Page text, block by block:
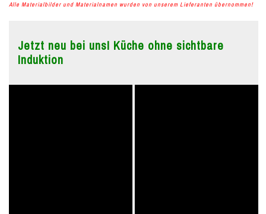
Alle Materialbilder und Materialnamen wurden von unserem Lieferanten übernommen!
Jetzt neu bei uns! Küche ohne sichtbare
Induktion